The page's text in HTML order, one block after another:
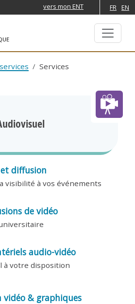
vers mon ENT FR EN
Services
diffusion
visibilité à vos événements
de vidéo
audio-vidéo
à votre disposition
vidéo & graphiques